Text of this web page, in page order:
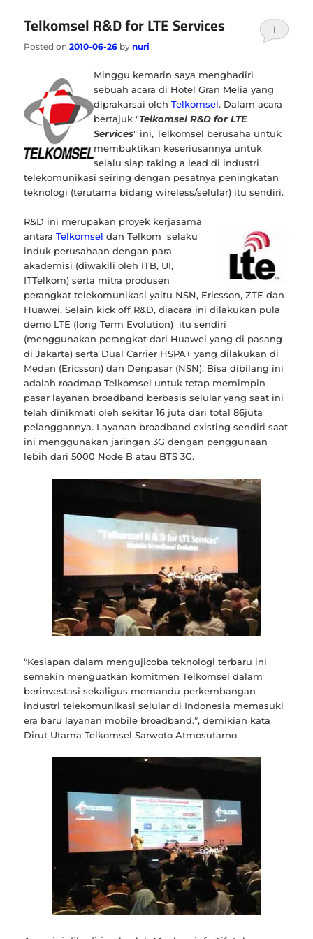
Telkomsel R&D for LTE Services
Posted on2010-06-26 bynuri
1
Minggu kemarin saya menghadiri
sebuah acara di Hotel Gran Melia yang
diprakarsai olehTelkomsel. Dalam acara
bertajuk "Telkomsel R&D for LTE
Services" ini, Telkomsel berusaha untuk
membuktikan keseriusannya untuk
selalu siap taking a lead di industri
telekomunikasi seiring dengan pesatnya peningkatan
teknologi (terutama bidang wireless/selular) itu sendiri.
R&D ini merupakan proyek kerjasama
antaraTelkomsel dan Telkom selaku
induk perusahaan dengan para
akademisi (diwakili oleh ITB, UI,
ITTelkom) serta mitra produsen
perangkat telekomunikasi yaitu NSN, Ericsson, ZTE dan
Huawei. Selain kick off R&D, diacara ini dilakukan pula
demo LTE (long Term Evolution) itu sendiri
(menggunakan perangkat dari Huawei yang di pasang
di Jakarta) serta Dual Carrier HSPA+ yang dilakukan di
Medan (Ericsson) dan Denpasar (NSN). Bisa dibilang ini
adalah roadmap Telkomsel untuk tetap memimpin
pasar layanan broadband berbasis selular yang saat ini
telah dinikmati oleh sekitar 16 juta dari total 86juta
pelanggannya. Layanan broadband existing sendiri saat
ini menggunakan jaringan 3G dengan penggunaan
lebih dari 5000 Node B atau BTS 3G.
“Kesiapan dalam mengujicoba teknologi terbaru ini
semakin menguatkan komitmen Telkomsel dalam
berinvestasi sekaligus memandu perkembangan
industri telekomunikasi selular di Indonesia memasuki
era baru layanan mobile broadband.”, demikian kata
Dirut Utama Telkomsel Sarwoto Atmosutarno.